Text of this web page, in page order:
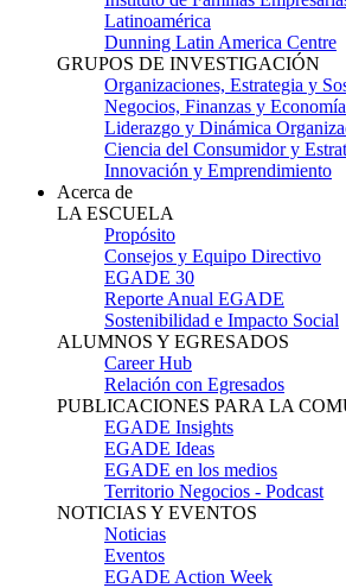
Latinoamérica
Dunning Latin America Centre
GRUPOS DE INVESTIGACIÓN
Organizaciones, Estrategia y
Negocios, Finanzas y
Liderazgo y Dinámica
Ciencia del Consumidor y
Innovación y Emprendimiento
Acerca de
LA ESCUELA
Propósito
Consejos y Equipo Directivo
EGADE 30
Reporte Anual EGADE
Sostenibilidad e Impacto Social
ALUMNOS Y EGRESADOS
Career Hub
Relación con Egresados
PUBLICACIONES PARA LA
EGADE Insights
EGADE Ideas
EGADE en los medios
Territorio Negocios - Podcast
NOTICIAS Y EVENTOS
Noticias
Eventos
EGADE Action Week